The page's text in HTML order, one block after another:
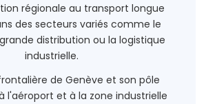
régionale au transport longue
des secteurs variés comme le
distribution ou la logistique
industrielle.
de Genève et son pôle
l'aéroport et à la zone industrielle